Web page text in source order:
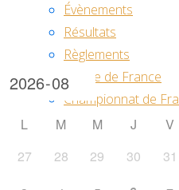
Évènements
Résultats
Règlements
Coupe de France
Championnat de
FAI championship
Liens utiles
Calendrier
L M M J V
27
28 29 30 31